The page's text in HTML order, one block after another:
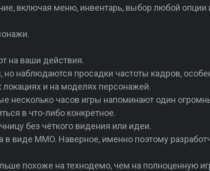
включая меню, инвентарь, выбор любой опции
на ваши действия.
наблюдаются просадки частоты кадров,
и на моделях персонажей.
несколько часов игры напоминают один
в что-либо конкретное.
без чёткого видения или идеи.
виде MMO. Наверное, именно поэтому
похоже на технодемо, чем на полноценную